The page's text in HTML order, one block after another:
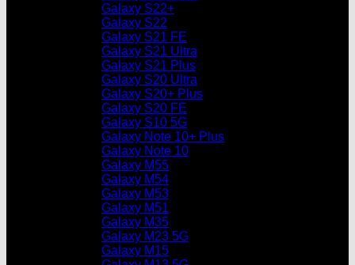
Galaxy S22+
Galaxy S22
Galaxy S21 FE
Galaxy S21 Ultra
Galaxy S21 Plus
Galaxy S20 Ultra
Galaxy S20+ Plus
Galaxy S20 FE
Galaxy S10 5G
Galaxy Note 10+ Plus
Galaxy Note 10
Galaxy M55
Galaxy M54
Galaxy M53
Galaxy M51
Galaxy M35
Galaxy M23 5G
Galaxy M15